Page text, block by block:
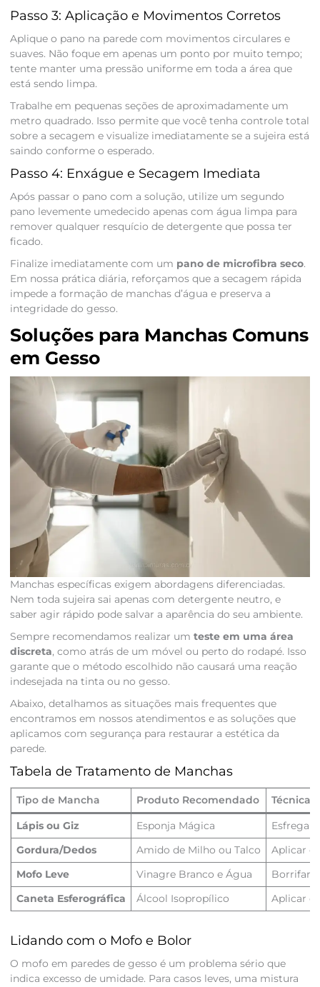
Passo 3: Aplicação e Movimentos Corretos
Aplique o pano na parede com movimentos circulares e
suaves. Não foque em apenas um ponto por muito tempo;
tente manter uma pressão uniforme em toda a área que
está sendo limpa.
Trabalhe em pequenas seções de aproximadamente um
metro quadrado. Isso permite que você tenha controle total
sobre a secagem e visualize imediatamente se a sujeira está
saindo conforme o esperado.
Passo 4: Enxágue e Secagem Imediata
Após passar o pano com a solução, utilize um segundo
pano levemente umedecido apenas com água limpa para
remover qualquer resquício de detergente que possa ter
ficado.
Finalize imediatamente com um pano de microfibra seco.
Em nossa prática diária, reforçamos que a secagem rápida
impede a formação de manchas d’água e preserva a
integridade do gesso.
Soluções para Manchas Comuns
em Gesso
Manchas específicas exigem abordagens diferenciadas.
Nem toda sujeira sai apenas com detergente neutro, e
saber agir rápido pode salvar a aparência do seu ambiente.
Sempre recomendamos realizar um teste em uma área
discreta, como atrás de um móvel ou perto do rodapé. Isso
garante que o método escolhido não causará uma reação
indesejada na tinta ou no gesso.
Abaixo, detalhamos as situações mais frequentes que
encontramos em nossos atendimentos e as soluções que
aplicamos com segurança para restaurar a estética da
parede.
Tabela de Tratamento de Manchas
Tipo de Mancha Produto Recomendado Técnica
Lápis ou Giz Esponja Mágica Esfregar
Gordura/Dedos Amido de Milho ou Talco Aplicar o
Mofo Leve Vinagre Branco e Água Borrifar,
Caneta Esferográfica Álcool Isopropílico Aplicar
Lidando com o Mofo e Bolor
O mofo em paredes de gesso é um problema sério que
indica excesso de umidade. Para casos leves, uma mistura